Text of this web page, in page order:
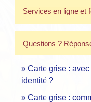
Services en ligne et
Questions ?
Carte grise :
identité ?
Carte grise :